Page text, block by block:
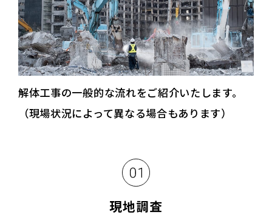
解体工事の一般的な流れをご紹介いたします。
（現場状況によって異なる場合もあります）
現地調査